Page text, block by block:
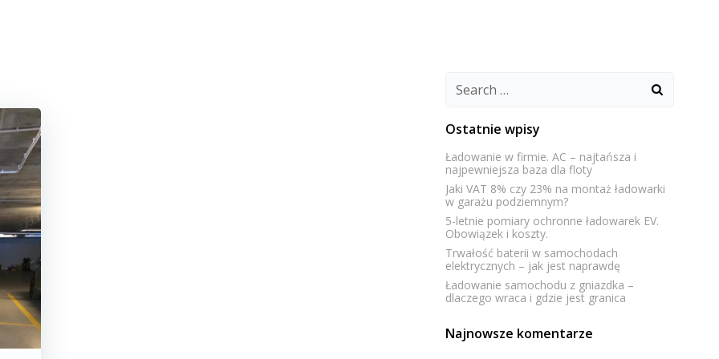
for:
Ostatnie wpisy
Ładowanie w firmie. AC – najtańsza i
najpewniejsza baza dla floty
Jaki VAT 8% czy 23% na montaż ładowarki
w garażu podziemnym?
5-letnie pomiary ochronne ładowarek EV.
Obowiązek i koszty.
Trwałość baterii w samochodach
elektrycznych – jak jest naprawdę
Ładowanie samochodu z gniazdka –
dlaczego wraca i gdzie jest granica
Najnowsze komentarze